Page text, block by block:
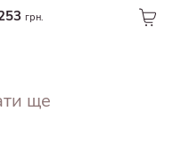
грн.
ще